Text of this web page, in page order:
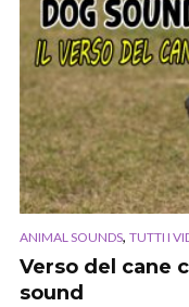
ANIMAL SOUNDS, TUTTI I
Verso del cane
sound